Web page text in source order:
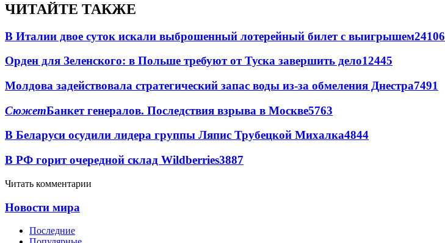
ЧИТАЙТЕ ТАКЖЕ
В Италии двое суток искали выброшенный лотерейный билет с выигрышем24106
Орден для Зеленского: в Польше требуют от Туска завершить дело12445
Молдова задействовала стратегический запас воды из-за обмеления Днестра7491
СюжетБанкет генералов. Последствия взрыва в Москве5763
В Беларуси осудили лидера группы Ляпис Трубецкой Михалка4844
В РФ горит очередной склад Wildberries3887
Читать комментарии
Новости мира
Последние